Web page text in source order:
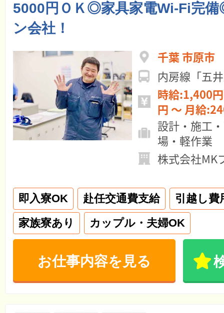
5000円ＯＫ◎家具家電Wi-Fi完
ン会社！
千葉 市原市
内房線「五
時給:1,400円 ～ 日給
円 ～ 月
設計・施工
場・軽作業
株式会社MK
即入寮OK 赴任交通費支給
引越し費
家族寮あり
カップル・夫婦OK
お仕事内容を見る